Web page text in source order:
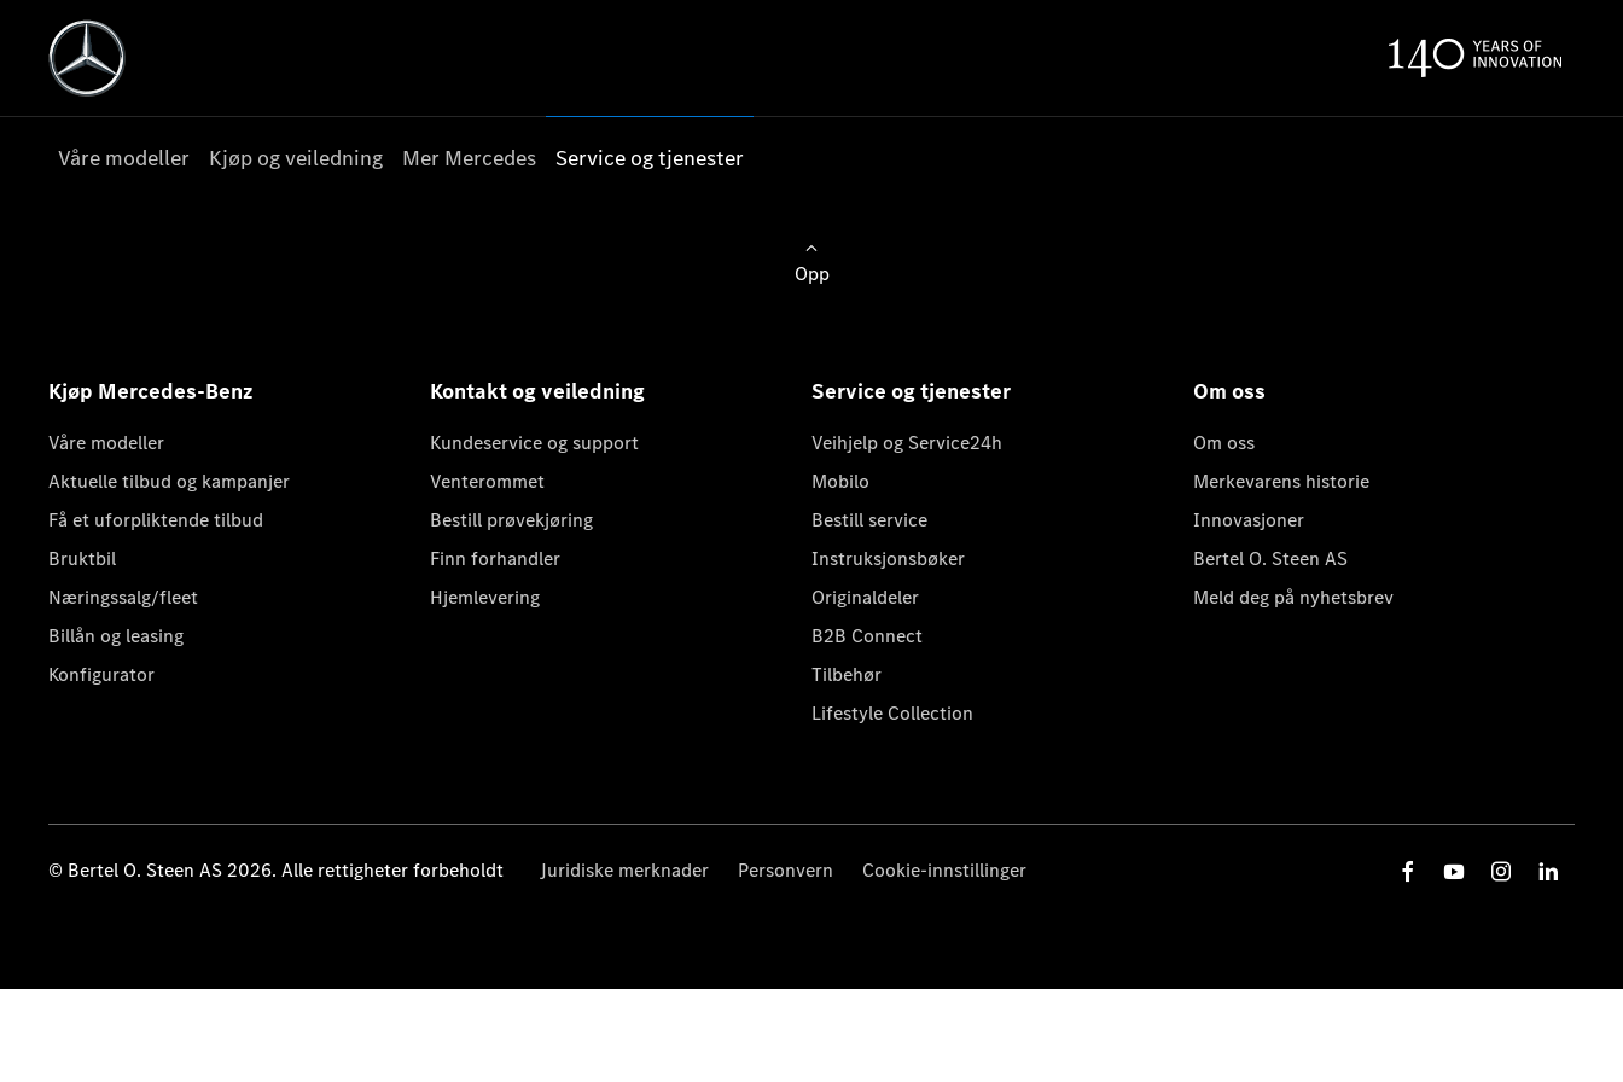
Våre modeller Kjøp og veiledning Mer Mercedes Service og tjenester
Opp
Kjøp Mercedes-Benz
Våre modeller
Aktuelle tilbud og kampanjer
Få et uforpliktende tilbud
Bruktbil
Næringssalg/fleet
Billån og leasing
Konfigurator
Kontakt og veiledning
Kundeservice og support
Venterommet
Bestill prøvekjøring
Finn forhandler
Hjemlevering
Service og tjenester
Veihjelp og Service24h
Mobilo
Bestill service
Instruksjonsbøker
Originaldeler
B2B Connect
Tilbehør
Lifestyle Collection
Om oss
Om oss
Merkevarens historie
Innovasjoner
Bertel O. Steen AS
Meld deg på nyhetsbrev
© Bertel O. Steen AS 2026. Alle rettigheter forbeholdt Juridiske merknader Personvern Cookie-innstillinger